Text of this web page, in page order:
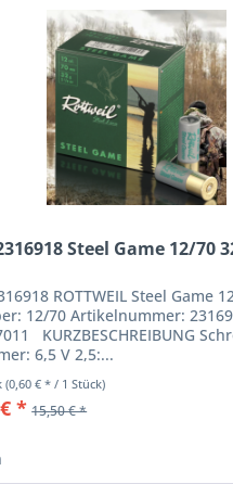
Steel Game 12/70
ROTTWEIL Steel Game
12/70 Artikelnummer:
KURZBESCHREIBUNG
6,5 V 2,5:...
(0,60 € * / 1 Stück)
* 15,50 € *